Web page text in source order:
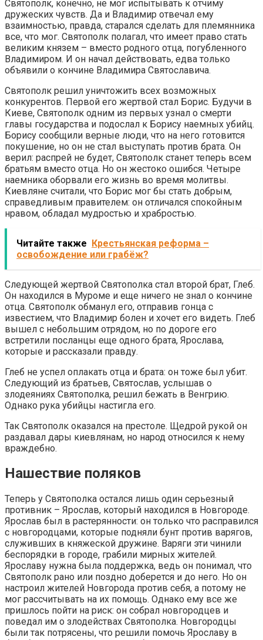
Святополк, конечно, не мог испытывать к отчиму
дружеских чувств. Да и Владимир отвечал ему
взаимностью, правда, старался сделать для племянника
все, что мог. Святополк полагал, что имеет право стать
великим князем – вместо родного отца, погубленного
Владимиром. И он начал действовать, едва только
объявили о кончине Владимира Святославича.
Святополк решил уничтожить всех возможных
конкурентов. Первой его жертвой стал Борис. Будучи в
Киеве, Святополк одним из первых узнал о смерти
главы государства и подослал к Борису наемных убийц.
Борису сообщили верные люди, что на него готовится
покушение, но он не стал выступать против брата. Он
верил: распрей не будет, Святополк станет теперь всем
братьям вместо отца. Но он жестоко ошибся. Четыре
наемника оборвали его жизнь во время молитвы.
Киевляне считали, что Борис мог бы стать добрым,
справедливым правителем: он отличался спокойным
нравом, обладал мудростью и храбростью.
Читайте также Крестьянская реформа –
освобождение или грабёж?
Следующей жертвой Святополка стал второй брат, Глеб.
Он находился в Муроме и еще ничего не знал о кончине
отца. Святополк обманул его, отправив гонца с
известием, что Владимир болен и хочет его видеть. Глеб
вышел с небольшим отрядом, но по дороге его
встретили посланцы еще одного брата, Ярослава,
которые и рассказали правду.
Глеб не успел оплакать отца и брата: он тоже был убит.
Следующий из братьев, Святослав, услышав о
злодеяниях Святополка, решил бежать в Венгрию.
Однако рука убийцы настигла его.
Так Святополк оказался на престоле. Щедрой рукой он
раздавал дары киевлянам, но народ относился к нему
враждебно.
Нашествие поляков
Теперь у Святополка остался лишь один серьезный
противник – Ярослав, который находился в Новгороде.
Ярослав был в растерянности: он только что расправился
с новгородцами, которые подняли бунт против варягов,
служивших в княжеской дружине. Варяги эти чинили
беспорядки в городе, грабили мирных жителей.
Ярославу нужна была поддержка, ведь он понимал, что
Святополк рано или поздно доберется и до него. Но он
настроил жителей Новгорода против себя, а потому не
мог рассчитывать на их помощь. Однако ему все же
пришлось пойти на риск: он собрал новгородцев и
поведал им о злодействах Святополка. Новгородцы
были так потрясены, что решили помочь Ярославу в